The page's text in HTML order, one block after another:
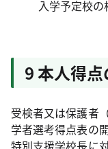
入学予定校
9 本人得
受検者又は保護者
学者選考得点表の
特別支援学校長に